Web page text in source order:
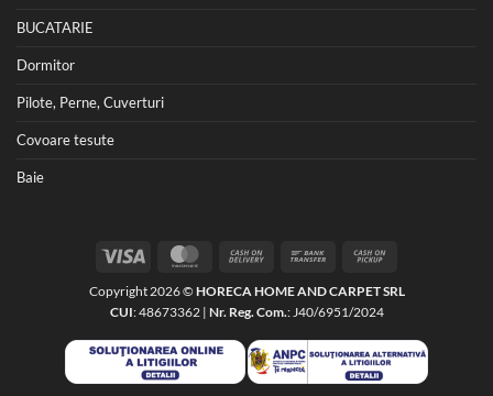
BUCATARIE
Dormitor
Pilote, Perne, Cuverturi
Covoare tesute
Baie
MasterCard Cash
Delivery
Bank
Pickup
Copyright 2026 © HORECA HOME AND CARPET SRL
CUI: 48673362 | Nr. Reg. Com.: J40/6951/2024